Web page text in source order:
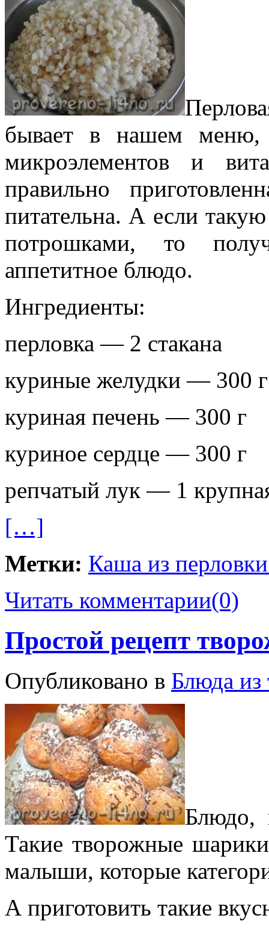
бывает в нашем меню,
микроэлементов и
правильно
питательна. А если
потрошками, то
аппетитное блюдо.
Ингредиенты:
перловка — 2 стакана
куриные желудки — 300 г
куриная печень — 300 г
куриное сердце — 300 г
репчатый лук — 1
[…]
Метки: Каша из
Читать комментарии(0)
Простой рецепт
Опубликовано в Блюда из
Блюдо,
Такие творожные
малыши, которые
А приготовить такие